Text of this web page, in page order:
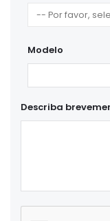
Modelo
Describa